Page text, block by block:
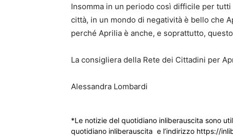
Insomma in un periodo così difficile per
città, in un mondo di negatività è bello che
perché Aprilia è anche, e soprattutto,
La consigliera della Rete dei Cittadini per
Alessandra Lombardi
*Le notizie del quotidiano inliberauscita sono
quotidiano inliberauscita e l’indirizzo https://